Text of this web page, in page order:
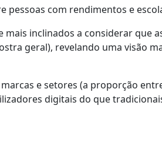
pessoas com rendimentos e
inclinados a considerar que
geral), revelando uma visão
e setores (a proporção
digitais do que